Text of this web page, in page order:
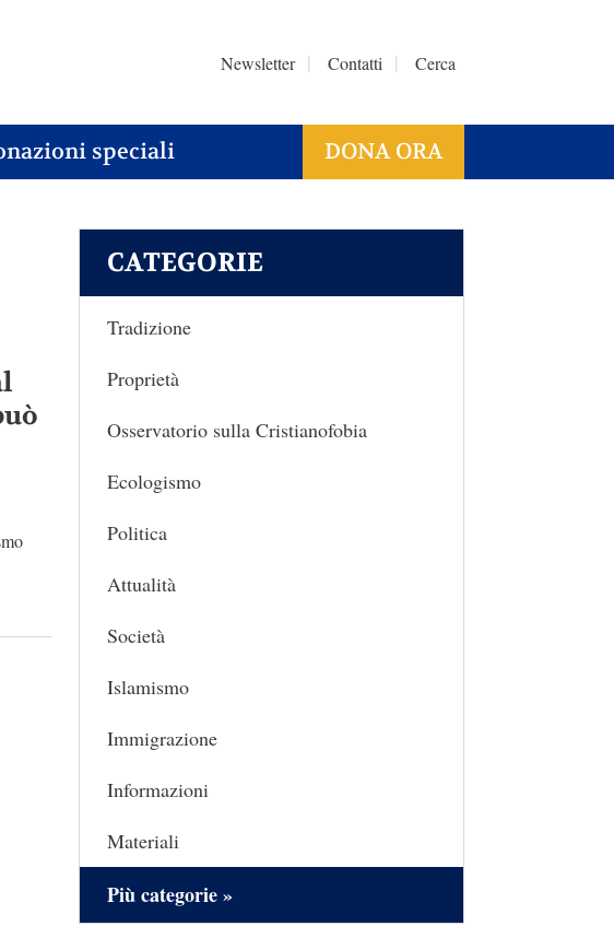
Newsletter Contatti Cerca
speciali DONA ORA
CATEGORIE
Tradizione
Proprietà
Osservatorio sulla Cristianofobia
Ecologismo
Politica
Attualità
Società
Islamismo
Immigrazione
Informazioni
Materiali
Più categorie »